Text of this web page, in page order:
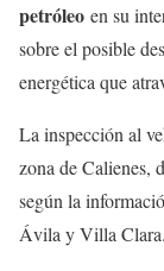
petróleo en su
sobre el posible
energética que
La inspección al
zona de Calienes,
según la
Ávila y Villa Clara.